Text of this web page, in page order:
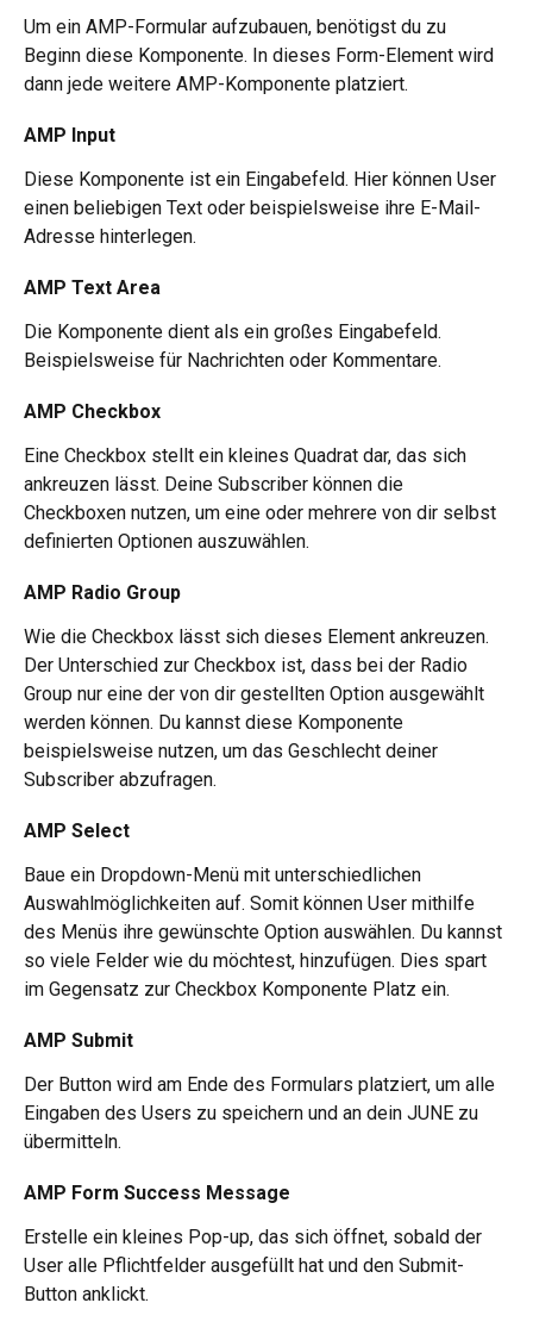
Um ein AMP-Formular aufzubauen, benötigst du zu
Beginn diese Komponente. In dieses Form-Element wird
dann jede weitere AMP-Komponente platziert.
AMP Input
Diese Komponente ist ein Eingabefeld. Hier können User
einen beliebigen Text oder beispielsweise ihre E-Mail-
Adresse hinterlegen.
AMP Text Area
Die Komponente dient als ein großes Eingabefeld.
Beispielsweise für Nachrichten oder Kommentare.
AMP Checkbox
Eine Checkbox stellt ein kleines Quadrat dar, das sich
ankreuzen lässt. Deine Subscriber können die
Checkboxen nutzen, um eine oder mehrere von dir selbst
definierten Optionen auszuwählen.
AMP Radio Group
Wie die Checkbox lässt sich dieses Element ankreuzen.
Der Unterschied zur Checkbox ist, dass bei der Radio
Group nur eine der von dir gestellten Option ausgewählt
werden können. Du kannst diese Komponente
beispielsweise nutzen, um das Geschlecht deiner
Subscriber abzufragen.
AMP Select
Baue ein Dropdown-Menü mit unterschiedlichen
Auswahlmöglichkeiten auf. Somit können User mithilfe
des Menüs ihre gewünschte Option auswählen. Du kannst
so viele Felder wie du möchtest, hinzufügen. Dies spart
im Gegensatz zur Checkbox Komponente Platz ein.
AMP Submit
Der Button wird am Ende des Formulars platziert, um alle
Eingaben des Users zu speichern und an dein JUNE zu
übermitteln.
AMP Form Success Message
Erstelle ein kleines Pop-up, das sich öffnet, sobald der
User alle Pflichtfelder ausgefüllt hat und den Submit-
Button anklickt.